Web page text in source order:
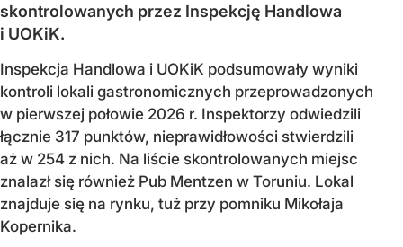
skontrolowanych przez Inspekcję Handlowa
i UOKiK.
Inspekcja Handlowa i UOKiK podsumowały wyniki
kontroli lokali gastronomicznych przeprowadzonych
w pierwszej połowie 2026 r. Inspektorzy odwiedzili
łącznie 317 punktów, nieprawidłowości stwierdzili
aż w 254 z nich. Na liście skontrolowanych miejsc
znalazł się również Pub Mentzen w Toruniu. Lokal
znajduje się na rynku, tuż przy pomniku Mikołaja
Kopernika.